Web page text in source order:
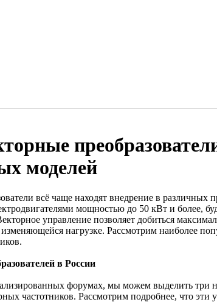
моделей
всё чаще находят внедрение в
мощностью до 50 кВт и более,
управление позволяет добиться
нагрузке. Рассмотрим наиболее
в России
форумах, мы можем выделить три
частотников. Рассмотрим подробнее, что эти